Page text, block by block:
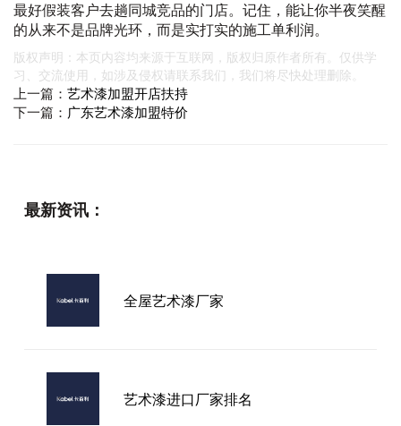
最好假装客户去趟同城竞品的门店。记住，能让你半夜笑醒
的从来不是品牌光环，而是实打实的施工单利润。
版权声明：本页内容均来源于互联网，版权归原作者所有。仅供学
习、交流使用，如涉及侵权请联系我们，我们将尽快处理删除。
上一篇： 艺术漆加盟开店扶持
下一篇： 广东艺术漆加盟特价
最新资讯：
全屋艺术漆厂家
艺术漆进口厂家排名